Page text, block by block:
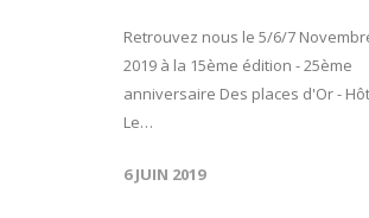
Retrouvez nous le 5/6/7
2019 à la 15ème édition - 25ème
anniversaire Des places d'Or -
Le…
6 JUIN 2019